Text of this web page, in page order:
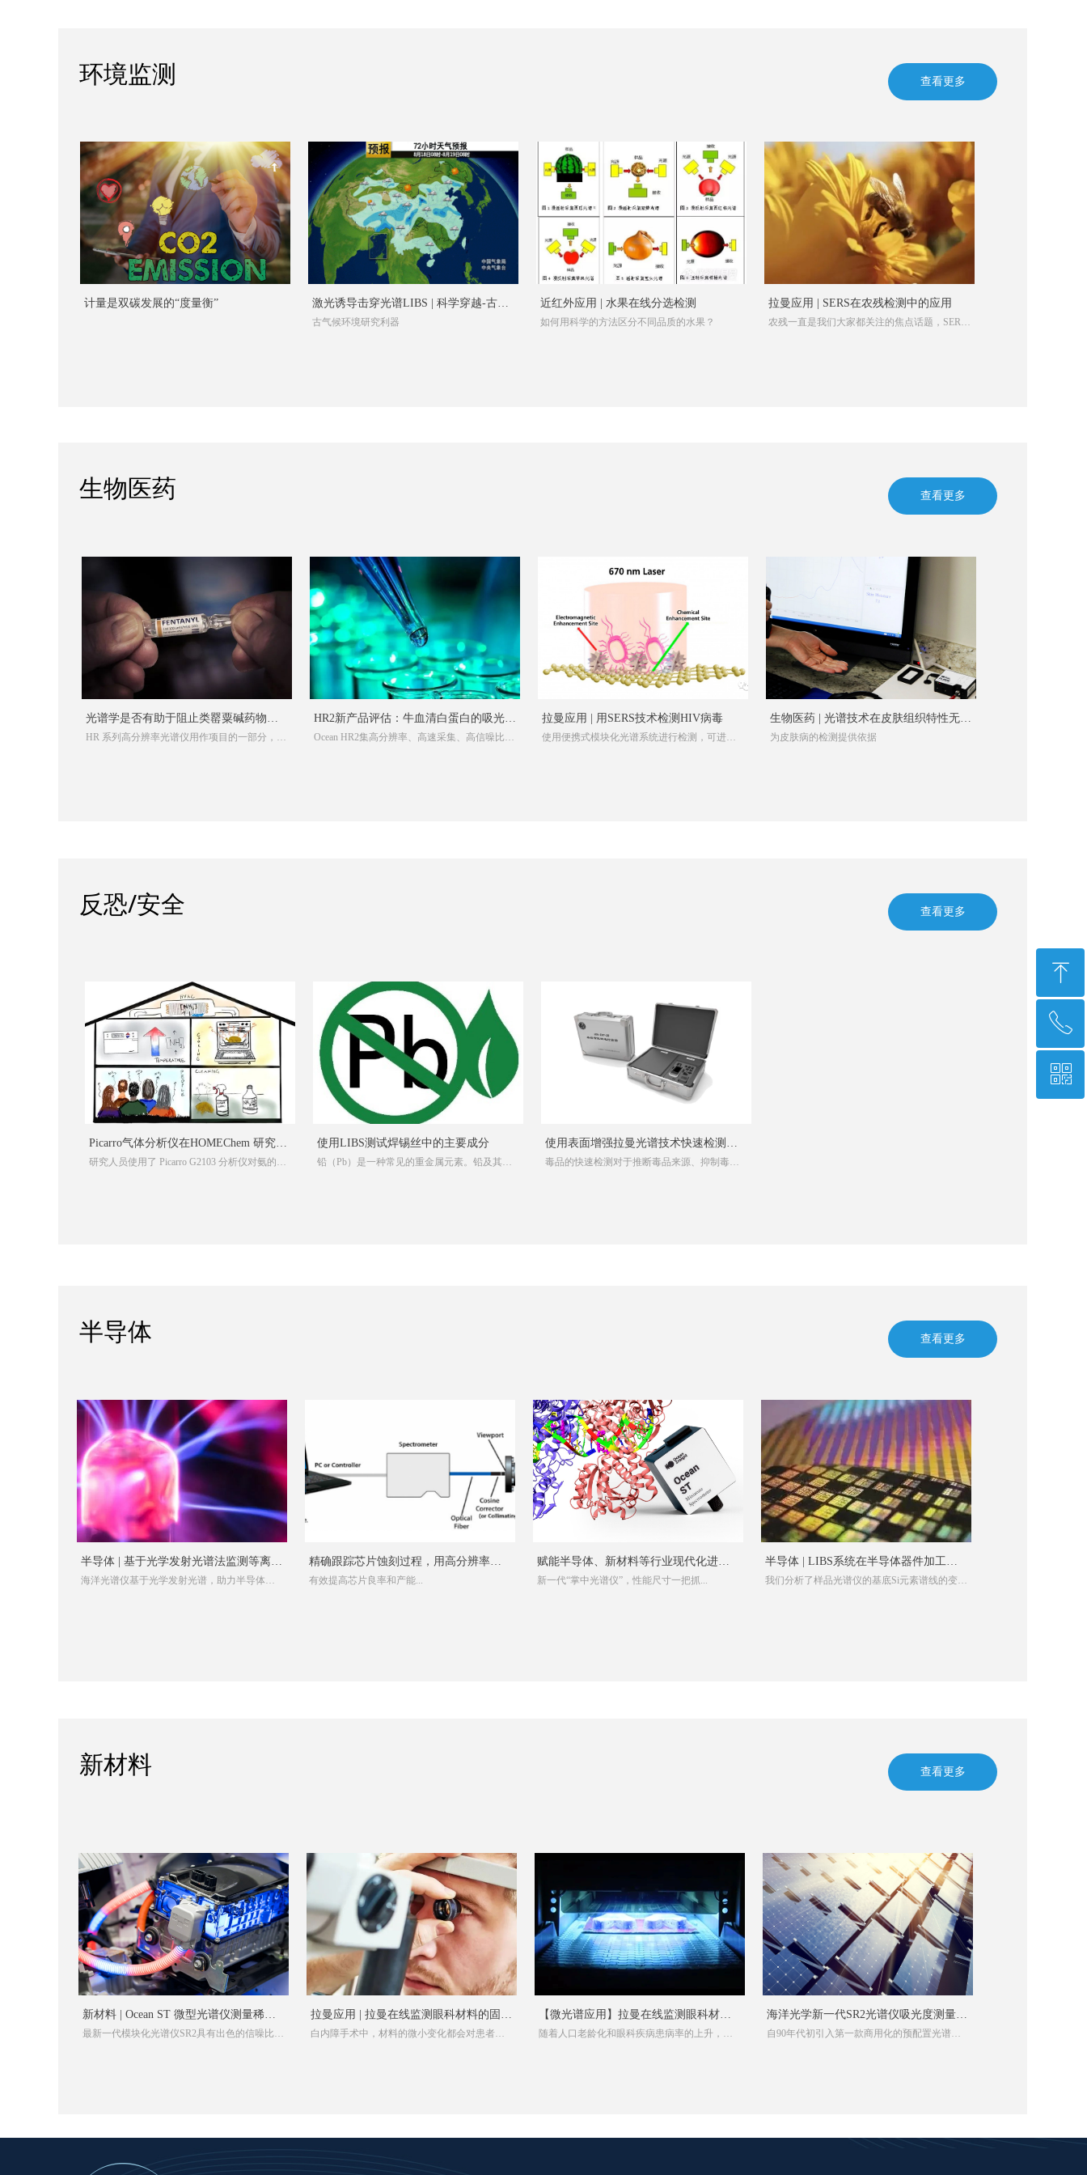
环境监测 查看更多
计量是双碳发展的“度量衡”
激光诱导击穿光谱LIBS | 科学穿越-古气
候环境研究利器
古气候环境研究利器
近红外应用 | 水果在线分选检测
如何用科学的方法区分不同品质的水果？
拉曼应用 | SERS在农残检测中的应用
农残一直是我们大家都关注的焦点话题，SERS
生物医药 查看更多
光谱学是否有助于阻止类罂粟碱药物的
流动？
HR 系列高分辨率光谱仪用作项目的一部分，以
HR2新产品评估：牛血清白蛋白的吸光度
测量
Ocean HR2集高分辨率、高速采集、高信噪比于
拉曼应用 | 用SERS技术检测HIV病毒
使用便携式模块化光谱系统进行检测，可进一
生物医药 | 光谱技术在皮肤组织特性无损
检测中的应用
为皮肤病的检测提供依据
反恐/安全 查看更多
Picarro气体分析仪在HOMEChem 研究中
对室内氨浓度的实时测量
研究人员使用了 Picarro G2103 分析仪对氨的浓
使用LIBS测试焊锡丝中的主要成分
铅（Pb）是一种常见的重金属元素。铅及其化
使用表面增强拉曼光谱技术快速检测毒
品
毒品的快速检测对于推断毒品来源、抑制毒品
半导体 查看更多
半导体 | 基于光学发射光谱法监测等离子
体的光谱峰
海洋光谱仪基于光学发射光谱，助力半导体制
精确跟踪芯片蚀刻过程，用高分辨率光
谱仪监测等离子体
有效提高芯片良率和产能...
赋能半导体、新材料等行业现代化进
程，海洋光学推出新一代光纤光谱仪
新一代“掌中光谱仪”，性能尺寸一把抓...
半导体 | LIBS系统在半导体器件加工过
程检测中的应用​
我们分析了样品光谱仪的基底Si元素谱线的变化
新材料 查看更多
新材料 | Ocean ST 微型光谱仪测量稀土
盐的荧光
最新一代模块化光谱仪SR2具有出色的信噪比和
拉曼应用 | 拉曼在线监测眼科材料的固化
速率
白内障手术中，材料的微小变化都会对患者的
【微光谱应用】拉曼在线监测眼科材料
的固化速率
随着人口老龄化和眼科疾病患病率的上升，全
海洋光学新一代SR2光谱仪吸光度测量应
用分享
自90年代初引入第一款商用化的预配置光谱仪
ꁸ
回到顶部
ꂅ
400 102 1226
ꀥ